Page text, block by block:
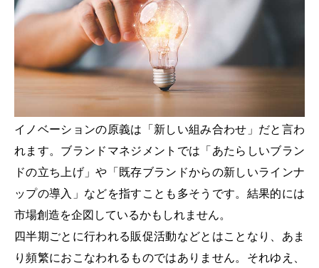
イノベーションの原義は「新しい組み合わせ」だと言わ
れます。ブランドマネジメントでは「あたらしいブラン
ドの立ち上げ」や「既存ブランドからの新しいラインナ
ップの導入」などを指すことも多そうです。結果的には
市場創造を企図しているかもしれません。
四半期ごとに行われる販促活動などとはことなり、あま
り頻繁におこなわれるものではありません。それゆえ、